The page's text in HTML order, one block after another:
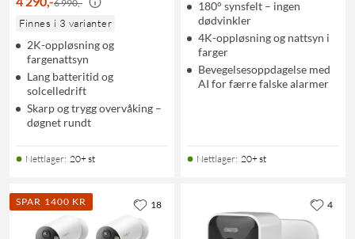
6 990,-
Finnes i 3 varianter
2K-oppløsning og
fargenattsyn
Lang batteritid og
solcelledrift
Skarp og trygg overvåking –
døgnet rundt
Nettlager: 20+ st
180° synsfelt – ingen
dødvinkler
4K-oppløsning og nattsyn i
farger
Bevegelsesoppdagelse med
AI for færre falske alarmer
Nettlager: 20+ st
SPAR 1400 KR 18 4